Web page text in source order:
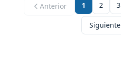
Anterior 1 2 3
Siguiente